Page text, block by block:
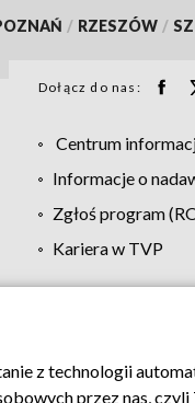
/ RZESZÓW /
Dołącz do nas:
Centrum
Informacje o
Zgłoś program
Kariera w TVP
Moje
z technologii
przez nas,